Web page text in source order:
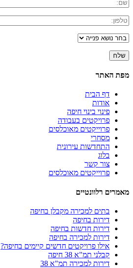
מפת האתר
דף הבית
אודות
פינוי בינוי חיפה
פרויקטים בעבודה
פרוייקטים מאוכלסים
מסחרי
התחדשות עירונית
בלוג
צור קשר
פרוייקטים מאוכלסים
מאמרים רלוונטיים
בתים למכירה מקבלן בחיפה
דירות בחיפה
דירות חדשות בחיפה
דירות למכירה בחיפה
אילו פרויקטים חדשים קיימים בחיפה?
קבלני תמ"א 38 חיפה
דירות למכירה תמ"א 38